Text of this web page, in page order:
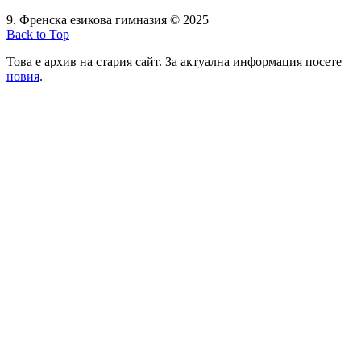
9. Френска езикова гимназия © 2025
Back to Top
Това е архив на стария сайт. За актуална информация посете
новия.